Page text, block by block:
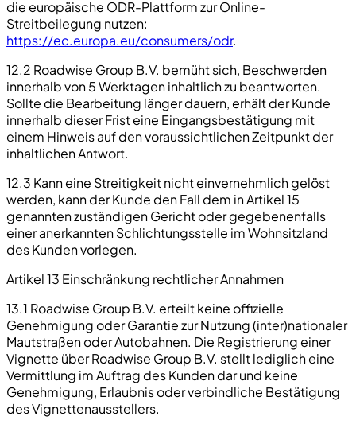
die europäische ODR-Plattform zur Online-
Streitbeilegung nutzen:
https://ec.europa.eu/consumers/odr.
12.2 Roadwise Group B.V. bemüht sich, Beschwerden
innerhalb von 5 Werktagen inhaltlich zu beantworten.
Sollte die Bearbeitung länger dauern, erhält der Kunde
innerhalb dieser Frist eine Eingangsbestätigung mit
einem Hinweis auf den voraussichtlichen Zeitpunkt der
inhaltlichen Antwort.
12.3 Kann eine Streitigkeit nicht einvernehmlich gelöst
werden, kann der Kunde den Fall dem in Artikel 15
genannten zuständigen Gericht oder gegebenenfalls
einer anerkannten Schlichtungsstelle im Wohnsitzland
des Kunden vorlegen.
Artikel 13 Einschränkung rechtlicher Annahmen
13.1 Roadwise Group B.V. erteilt keine offizielle
Genehmigung oder Garantie zur Nutzung (inter)nationaler
Mautstraßen oder Autobahnen. Die Registrierung einer
Vignette über Roadwise Group B.V. stellt lediglich eine
Vermittlung im Auftrag des Kunden dar und keine
Genehmigung, Erlaubnis oder verbindliche Bestätigung
des Vignettenausstellers.